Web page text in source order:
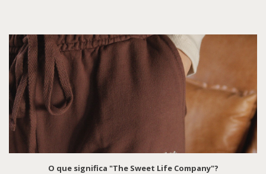
O que significa "The Sweet Life Company"?